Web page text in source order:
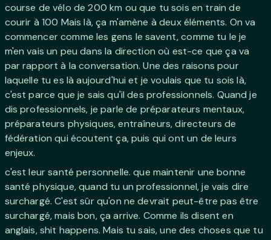
course de vélo de 200 km ou que tu sois en train de
courir à 100 Mais là, ça m'amène à deux éléments. On va
commencer comme les gens le savent, comme tu le je
m'en vais un peu dans la direction où est-ce que ça va
par rapport à la conversation. Une des raisons pour
laquelle tu es là aujourd'hui et je voulais que tu sois là,
c'est parce que je sais qu'il des professionnels. Quand je
dis professionnels, je parle de préparateurs mentaux,
préparateurs physiques, entraîneurs, directeurs de
fédération qui écoutent ça, puis qui ont un de leurs
enjeux.
c'est leur santé personnelle. que maintenir une bonne
santé physique, quand tu un professionnel, je vais dire
surchargé. C'est sûr qu'on ne devrait peut-être pas être
surchargé, mais bon, ça arrive. Comme ils disent en
anglais, shit happens. Mais tu sais, une des choses que tu